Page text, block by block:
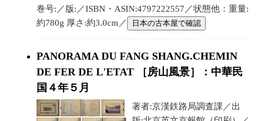
巻号:／版:／ISBN・ASIN:4797222557／状態他：重量:
約780g 厚さ:約3.0cm／
日本の古本屋で確認
PANORAMA DU FANG SHANG.CHEMIN
DE FER DE L'ETAT ［房山風景］：中華民
国４年５月
著者:京漢鉄路局調査課／出